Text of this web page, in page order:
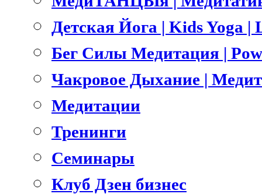
Детская Йога | Kids Yoga
Бег Силы Медитация |
Чакровое Дыхание |
Медитации
Тренинги
Семинары
Клуб Дзен бизнес